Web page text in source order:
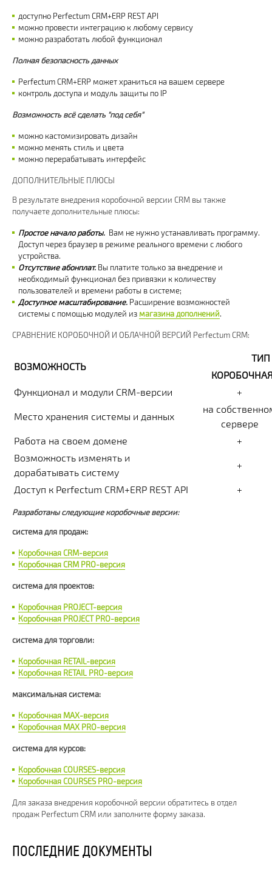
доступно Perfectum CRM+ERP REST API
можно провести интеграцию к любому сервису
можно разработать любой функционал
Полная безопасность данных
Perfectum CRM+ERP может храниться на вашем сервере
контроль доступа и модуль защиты по IP
Возможность всё сделать "под себя"
можно кастомизировать дизайн
можно менять стиль и цвета
можно перерабатывать интерфейс
ДОПОЛНИТЕЛЬНЫЕ ПЛЮСЫ
В результате внедрения коробочной версии CRM вы также
получаете дополнительные плюсы:
Простое начало работы. Вам не нужно устанавливать программу.
Доступ через браузер в режиме реального времени с любого
устройства.
Отсутствие абонплат. Вы платите только за внедрение и
необходимый функционал без привязки к количеству
пользователей и времени работы в системе;
Доступное масштабирование. Расширение возможностей
системы с помощью модулей из магазина дополнений.
СРАВНЕНИЕ КОРОБОЧНОЙ И ОБЛАЧНОЙ ВЕРСИЙ Perfectum CRM:
ВОЗМОЖНОСТЬ
ТИП
Функционал и модули CRM-версии
+
Место хранения системы и данных
на
сервере
Работа на своем домене
+
Возможность изменять и
дорабатывать систему
+
Доступ к Perfectum CRM+ERP REST API +
Разработаны следующие коробочные версии:
система для продаж:
Коробочная CRM-версия
Коробочная CRM PRO-версия
система для проектов:
Коробочная PROJECT-версия
Коробочная PROJECT PRO-версия
система для торговли:
Коробочная RETAIL-версия
Коробочная RETAIL PRO-версия
максимальная система:
Коробочная MAX-версия
Коробочная MAX PRO-версия
система для курсов:
Коробочная COURSES-версия
Коробочная COURSES PRO-версия
Для заказа внедрения коробочной версии обратитесь в отдел
продаж Perfectum CRM или заполните форму заказа.
ПОСЛЕДНИЕ ДОКУМЕНТЫ